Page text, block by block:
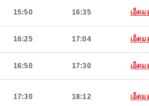
15:50 16:35 เอ็ด
16:25 17:04 เอ็ด
16:50 17:30 เอ็ด
17:30 18:12 เอ็ด